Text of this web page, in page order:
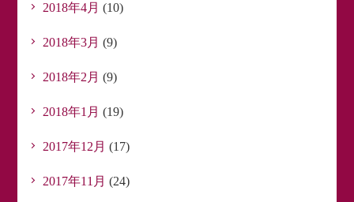
2018年4月 (10)
2018年3月 (9)
2018年2月 (9)
2018年1月 (19)
2017年12月 (17)
2017年11月 (24)